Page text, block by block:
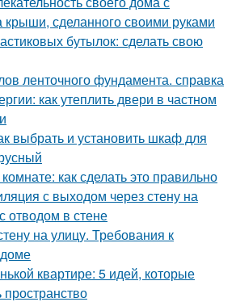
сделанного своими руками
бутылок: сделать свою
ленточного фундамента. справка
как утеплить двери в частном
выбрать и установить шкаф для
как сделать это правильно
с выходом через стену на
отводом в стене
на улицу. Требования к
квартире: 5 идей, которые
пространство